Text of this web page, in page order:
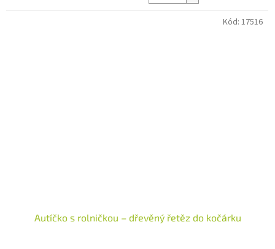
Autíčko s rolničkou – dřevěný řetěz do kočárku
Kód: 17516